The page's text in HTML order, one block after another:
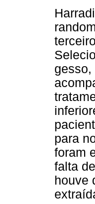
gesso,
para
foram
falta
houve